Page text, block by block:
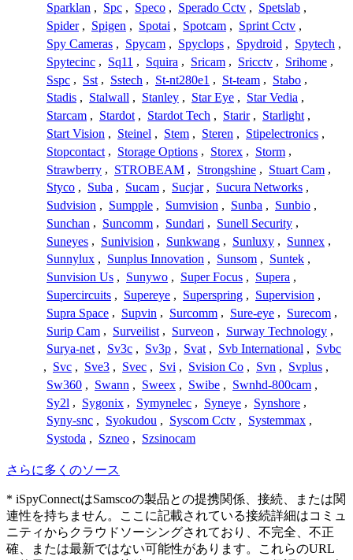
Sparklan , Spc , Speco , Sperado Cctv , Spetslab ,
Spider , Spigen , Spotai , Spotcam , Sprint Cctv ,
Spy Cameras , Spycam , Spyclops , Spydroid , Spytech ,
Spytecinc , Sq11 , Squira , Sricam , Sricctv , Srihome ,
Sspc , Sst , Sstech , St-nt280e1 , St-team , Stabo ,
Stadis , Stalwall , Stanley , Star Eye , Star Vedia ,
Starcam , Stardot , Stardot Tech , Starir , Starlight ,
Start Vision , Steinel , Stem , Steren , Stipelectronics ,
Stopcontact , Storage Options , Storex , Storm ,
Strawberry , STROBEAM , Strongshine , Stuart Cam ,
Styco , Suba , Sucam , Sucjar , Sucura Networks ,
Sudvision , Sumpple , Sumvision , Sunba , Sunbio ,
Sunchan , Suncomm , Sundari , Sunell Security ,
Suneyes , Sunivision , Sunkwang , Sunluxy , Sunnex ,
Sunnylux , Sunplus Innovation , Sunsom , Suntek ,
Sunvision Us , Sunywo , Super Focus , Supera ,
Supercircuits , Supereye , Superspring , Supervision ,
Supra Space , Supvin , Surcomm , Sure-eye , Surecom ,
Surip Cam , Surveilist , Surveon , Surway Technology ,
Surya-net , Sv3c , Sv3p , Svat , Svb International , Svbc
, Svc , Sve3 , Svec , Svi , Svision Co , Svn , Svplus ,
Sw360 , Swann , Sweex , Swibe , Swnhd-800cam ,
Sy2l , Sygonix , Symynelec , Syneye , Synshore ,
Syny-snc , Syokudou , Syscom Cctv , Systemmax ,
Systoda , Szneo , Szsinocam
さらに多くのソース
* iSpyConnectはSamscoの製品との提携関係、接続、または関
連性を持ちません。ここに記載されている接続詳細はコミュ
ニティからクラウドソーシングされており、不完全、不正
確、または最新ではない可能性があります。これらのURL